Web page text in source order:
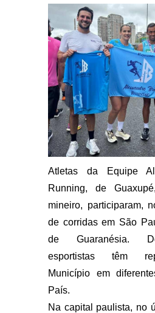
Atletas da Equipe
Running, de
mineiro, participaram,
de corridas em São
de Guaranésia.
esportistas têm
Município em
País.
Na capital paulista, no